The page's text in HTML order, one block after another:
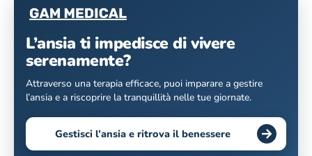
L’ansia ti impedisce di vivere
serenamente?
Attraverso una terapia efficace, puoi imparare a gestire
l’ansia e a riscoprire la tranquillità nelle tue giornate.
Gestisci l’ansia e ritrova il benessere